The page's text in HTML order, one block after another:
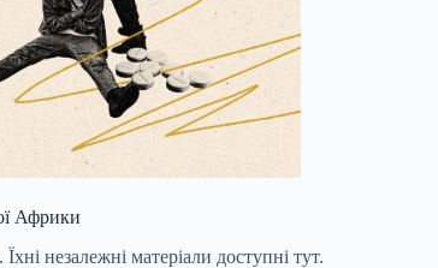
Африки
незалежні матеріали доступні тут.